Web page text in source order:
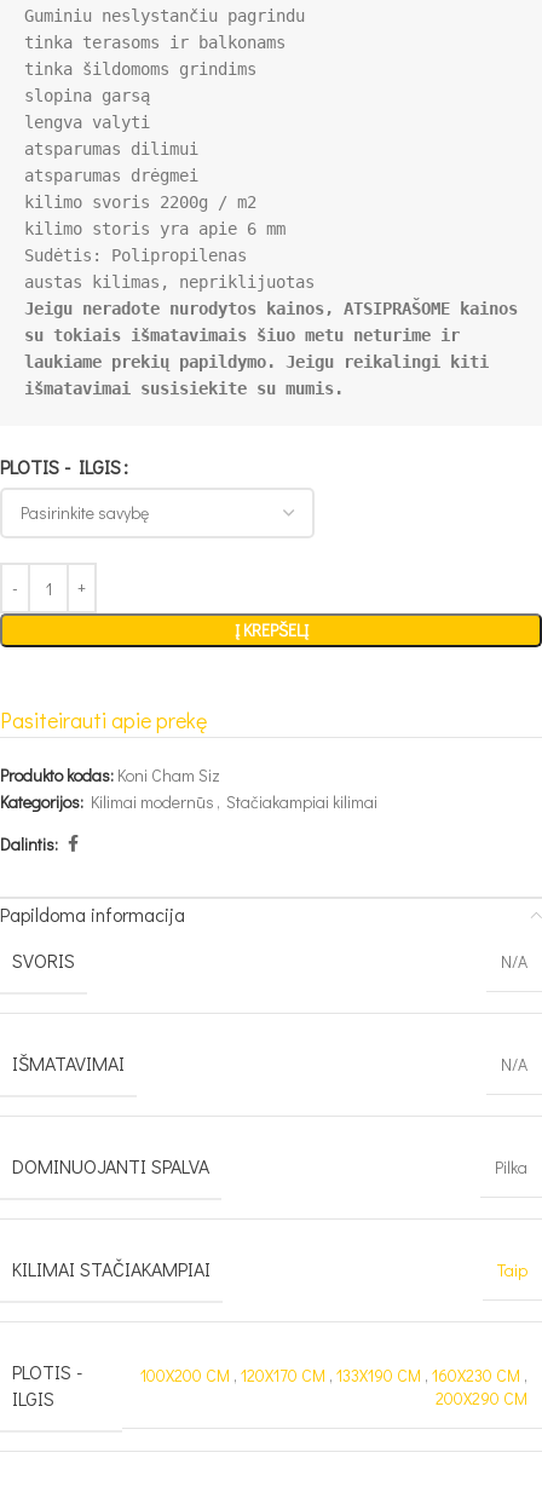
Guminiu neslystančiu pagrindu
tinka terasoms ir balkonams
tinka šildomoms grindims
slopina garsą
lengva valyti
atsparumas dilimui
atsparumas drėgmei
kilimo svoris 2200g / m2
Sudėtis: Polipropilenas
Jeigu neradote nurodytos kainos, ATSIPRAŠOME kainos
su tokiais išmatavimais šiuo metu neturime ir
laukiame prekių papildymo. Jeigu reikalingi kiti
išmatavimai susisiekite su mumis.
PLOTIS - ILGIS
Į KREPŠELĮ
Pasiteirauti apie prekę
Produkto kodas: Koni Cham Siz
Kategorijos: Kilimai modernūs , Stačiakampiai kilimai
Dalintis:
Papildoma informacija
SVORIS
N/A
IŠMATAVIMAI N/A
DOMINUOJANTI SPALVA Pilka
KILIMAI STAČIAKAMPIAI Taip
PLOTIS -
ILGIS
100X200 CM , 120X170 CM , 133X190 CM , 160X230 CM ,
200X290 CM